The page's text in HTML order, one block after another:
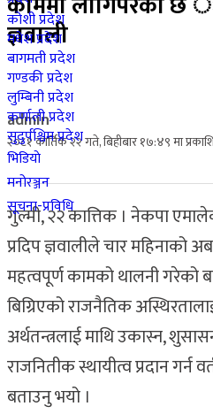
कोशी प्रदेश
मधेश प्रदेश
बागमती प्रदेश
गण्डकी प्रदेश
लुम्बिनी प्रदेश
कर्णाली प्रदेश
सुदुर्पश्चिम प्रदेश
भिडियाे
मनोरञ्जन
सूचना-प्रविधि
ज्ञवाली
admin
२०८१ कार्तिक २२ गते, बिहीबार १७:४९ मा
गुल्मी, २२ कात्तिक । नेकपा
प्रदिप ज्ञवालीले चार महिनाको
महत्वपूर्ण कामको थालनी गरेको
बिग्रिएको राजनैतिक
अर्थतन्त्रलाई माथि उकास्न,
राजनितीक स्थायीत्व प्रदान गर्न
बताउनु भयो ।